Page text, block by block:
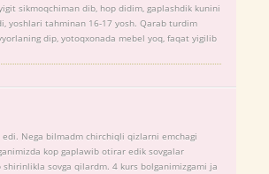
sikmoqchiman dib, hop didim, gaplashdik kunini
yoshlari tahminan 16-17 yosh. Qarab turdim
dip, yotoqxonada mebel yoq, faqat yigilib
Nega bilmadm chirchiqli qizlarni emchagi
kop gaplawib otirar edik sovgalar
sovga qilardm. 4 kurs bolganimizgami ja